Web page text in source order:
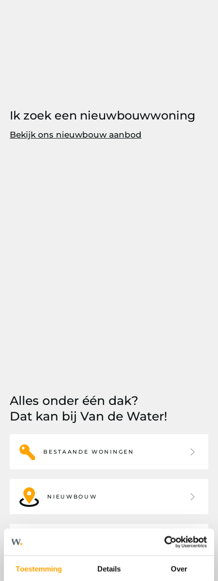
Toestemming Details Over
Ik zoek een nieuwbouwwoning
Bekijk ons nieuwbouw aanbod
Alles onder één dak?
Dat kan bij Van de Water!
BESTAANDE WONINGEN
NIEUWBOUW